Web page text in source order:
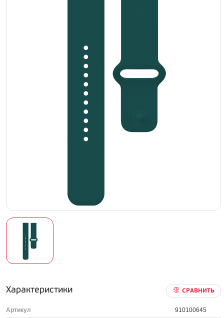
Характеристики СРАВНИТЬ
Артикул 910100645